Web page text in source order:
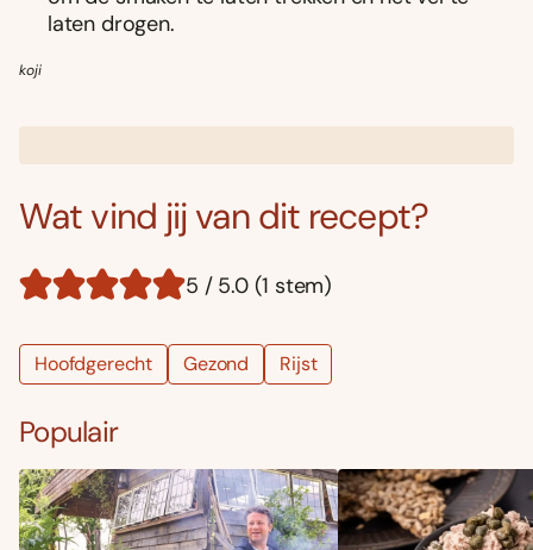
laten drogen.
koji
Wat vind jij van dit recept?
5 / 5.0 (1 stem)
Hoofdgerecht Gezond Rijst
Populair